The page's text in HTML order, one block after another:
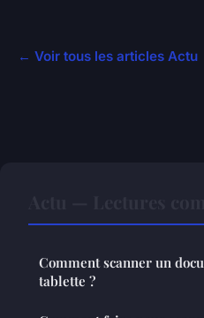
← Voir tous les articles Actu
Comment scanner un
tablette ?